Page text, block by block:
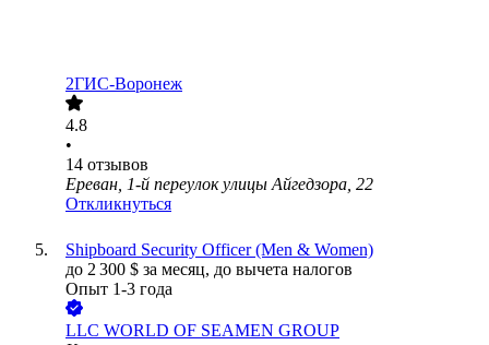
2ГИС-Воронеж
4.8
•
14 отзывов
Ереван, 1-й переулок улицы Айгедзора, 22
Откликнуться
Shipboard Security Officer (Men & Women)
до 2 300 $ за месяц, до вычета налогов
Опыт 1-3 года
LLC WORLD OF SEAMEN GROUP